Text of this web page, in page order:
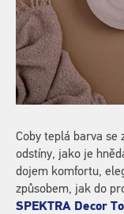
Coby teplá barva
odstíny, jako je
dojem komfortu,
způsobem, jak do
SPEKTRA Decor